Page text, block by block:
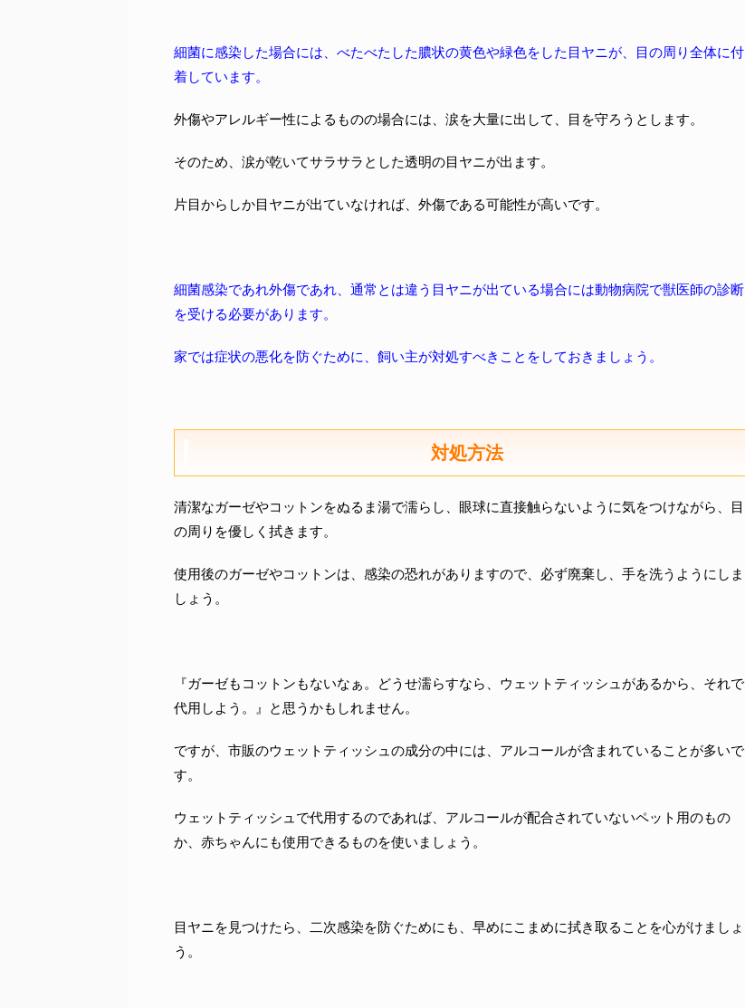
細菌に感染した場合には、べたべたした膿状の黄色や緑色をした目ヤニが、目の周り全体に付
着しています。
外傷やアレルギー性によるものの場合には、涙を大量に出して、目を守ろうとします。
そのため、涙が乾いてサラサラとした透明の目ヤニが出ます。
片目からしか目ヤニが出ていなければ、外傷である可能性が高いです。
細菌感染であれ外傷であれ、通常とは違う目ヤニが出ている場合には動物病院で獣医師の診断
を受ける必要があります。
家では症状の悪化を防ぐために、飼い主が対処すべきことをしておきましょう。
対処方法
清潔なガーゼやコットンをぬるま湯で濡らし、眼球に直接触らないように気をつけながら、目
の周りを優しく拭きます。
使用後のガーゼやコットンは、感染の恐れがありますので、必ず廃棄し、手を洗うようにしま
しょう。
『ガーゼもコットンもないなぁ。どうせ濡らすなら、ウェットティッシュがあるから、それで
代用しよう。』と思うかもしれません。
ですが、市販のウェットティッシュの成分の中には、アルコールが含まれていることが多いで
す。
ウェットティッシュで代用するのであれば、アルコールが配合されていないペット用のもの
か、赤ちゃんにも使用できるものを使いましょう。
目ヤニを見つけたら、二次感染を防ぐためにも、早めにこまめに拭き取ることを心がけましょ
う。